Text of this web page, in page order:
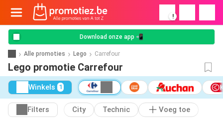
!
Download onze app 📲
Alle promoties Lego Carrefour
Lego promotie Carrefour
Winkels 1
Filters City Technic Voeg toe